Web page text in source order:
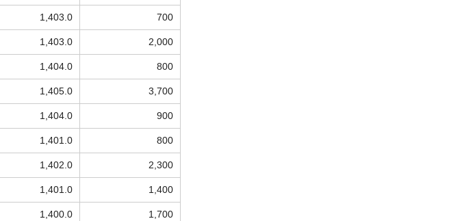
1,403.0 700
1,403.0 2,000
1,404.0 800
1,405.0 3,700
1,404.0 900
1,401.0 800
1,402.0 2,300
1,401.0 1,400
1,400.0 1,700